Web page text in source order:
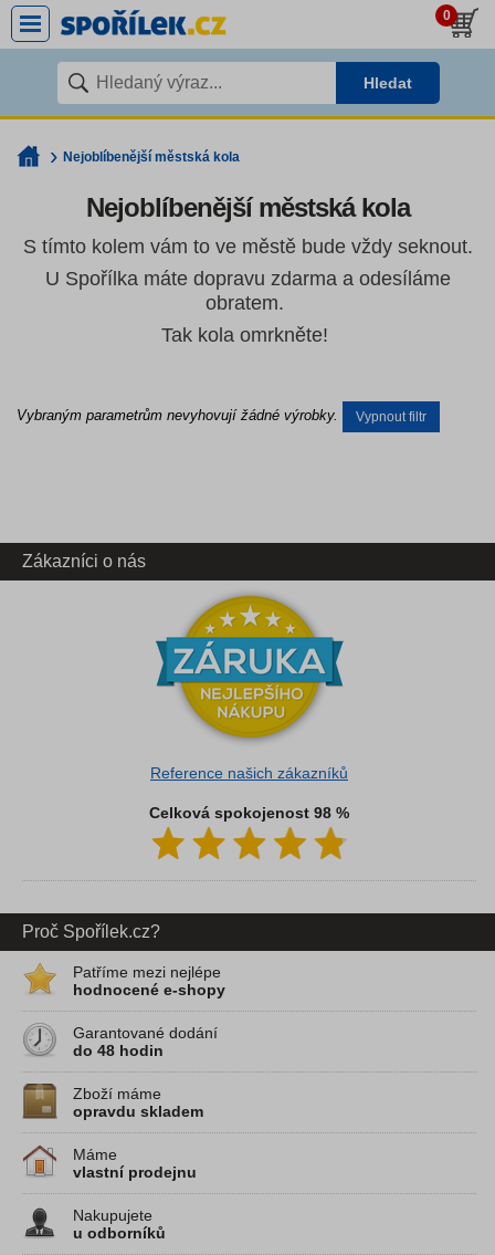
0
Hledat
Nejoblíbenější městská kola
Nejoblíbenější městská kola
S tímto kolem vám to ve městě bude vždy seknout.
U Spořílka máte dopravu zdarma a odesíláme
obratem.
Tak kola omrkněte!
Vybraným parametrům nevyhovují žádné výrobky. Vypnout filtr
Zákazníci o nás
Reference našich zákazníků
Celková spokojenost 98 %
Proč Spořílek.cz?
Patříme mezi nejlépe
hodnocené e-shopy
Garantované dodání
do 48 hodin
Zboží máme
opravdu skladem
Máme
vlastní prodejnu
Nakupujete
u odborníků